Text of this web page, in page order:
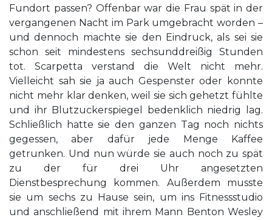
Fundort passen? Offenbar war die Frau spät in der
vergangenen Nacht im Park umgebracht worden –
und dennoch machte sie den Eindruck, als sei sie
schon seit mindestens sechsunddreißig Stunden
tot. Scarpetta verstand die Welt nicht mehr.
Vielleicht sah sie ja auch Gespenster oder konnte
nicht mehr klar denken, weil sie sich gehetzt fühlte
und ihr Blutzuckerspiegel bedenklich niedrig lag.
Schließlich hatte sie den ganzen Tag noch nichts
gegessen, aber dafür jede Menge Kaffee
getrunken. Und nun würde sie auch noch zu spät
zu der für drei Uhr angesetzten
Dienstbesprechung kommen. Außerdem musste
sie um sechs zu Hause sein, um ins Fitnessstudio
und anschließend mit ihrem Mann Benton Wesley